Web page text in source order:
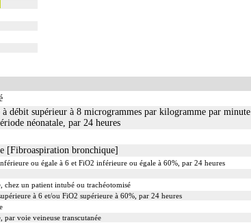
débit supérieur à 8 microgrammes par kilogramme par minute
néonatale, par 24 heures
[Fibroaspiration bronchique]
ou égale à 6 et FiO2 inférieure ou égale à 60%, par 24 heures
un patient intubé ou trachéotomisé
à 6 et/ou FiO2 supérieure à 60%, par 24 heures
par voie veineuse transcutanée